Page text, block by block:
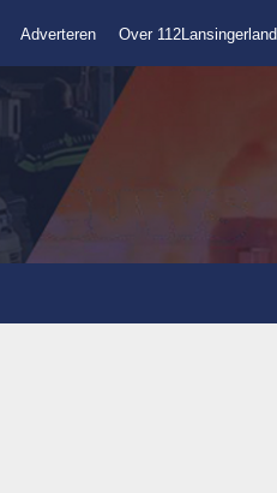
Adverteren Over 112Lansingerland